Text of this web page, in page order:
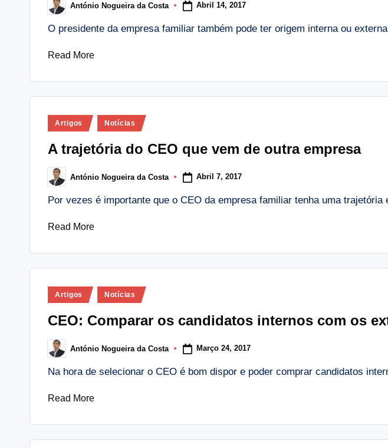
Posted
by
António Nogueira da Costa Abril 14, 2017
O presidente da empresa familiar também pode ter origem interna ou
Read More
Posted
Artigos Notícias
A trajetória do CEO que vem de outra empresa
Posted
by
António Nogueira da Costa Abril 7, 2017
Por vezes é importante que o CEO da empresa familiar tenha uma
Read More
Posted
Artigos Notícias
CEO: Comparar os candidatos internos com os
Posted
by
António Nogueira da Costa Março 24, 2017
Na hora de selecionar o CEO é bom dispor e poder comprar candidatos
Read More